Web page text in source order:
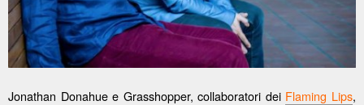
Jonathan Donahue e Grasshopper, collaboratori dei Flaming Lips,